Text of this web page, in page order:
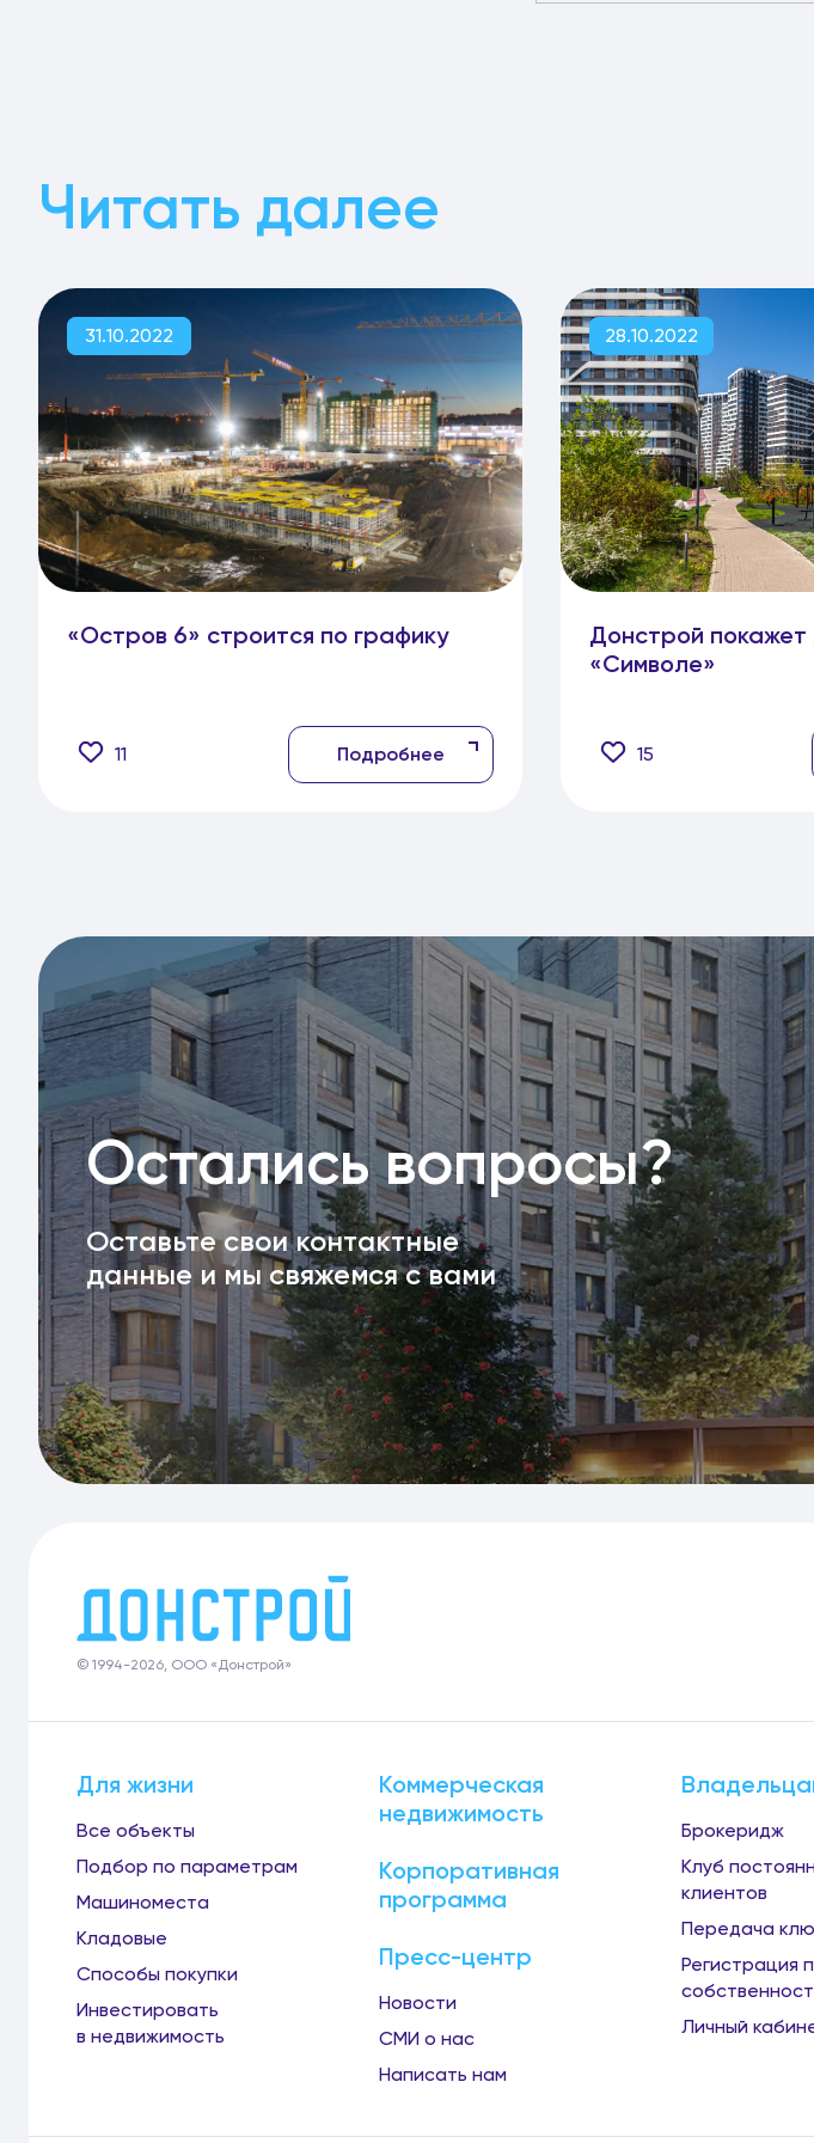
Читать далее
31.10.2022
«Остров 6» строится по графику
11 Подробнее
28.10.2022
Донстрой
«Символе»
15
Остались вопросы?
Оставьте свои контактные
данные и мы свяжемся с вами
© 1994-2026, ООО «Донстрой»
Для жизни
Все объекты
Подбор по параметрам
Машиноместа
Кладовые
Способы покупки
Инвестировать
в недвижимость
Коммерческая
недвижимость
Корпоративная
программа
Пресс-центр
Новости
СМИ о нас
Написать нам
Брокеридж
Клуб
клиентов
Передача
Регистрация
Личный